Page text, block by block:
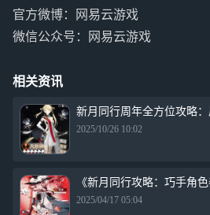
官方微博：网易云游戏
微信公众号：网易云游戏
相关资讯
新月同行周年全方位攻略
2025/10/26 10:02
《新月同行攻略：巧手角
2025/04/17 05:04